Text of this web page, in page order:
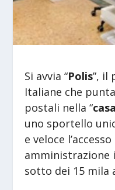
Si avvia “Polis”, il
Italiane che
postali nella “
uno sportello
e veloce
amministrazione
sotto dei 15 mila